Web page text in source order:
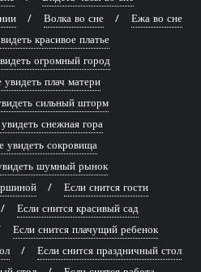
Волка во сне
Ежа во сне
красивое платье
огромный город
увидеть плач матери
сильный шторм
снежная гора
увидеть сокровища
шумный рынок
Если снится гости
Если снится красивый сад
Если снится плачущий ребенок
Если снится праздничный стол